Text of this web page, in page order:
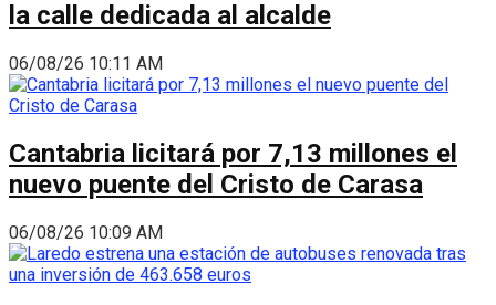
la calle dedicada al alcalde
06/08/26 10:11 AM
Cantabria licitará por 7,13 millones el
nuevo puente del Cristo de Carasa
06/08/26 10:09 AM